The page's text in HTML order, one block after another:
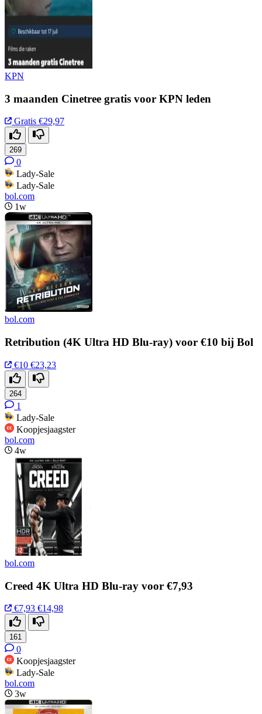
KPN
3 maanden Cinetree gratis voor KPN leden
Gratis €29,97
269
0
Lady-Sale
Lady-Sale
bol.com
1w
bol.com
Retribution (4K Ultra HD Blu-ray) voor €10 bij Bol
€10 €23,23
264
1
Lady-Sale
Koopjesjaagster
bol.com
4w
bol.com
Creed 4K Ultra HD Blu-ray voor €7,93
€7,93 €14,98
161
0
Koopjesjaagster
Lady-Sale
bol.com
3w